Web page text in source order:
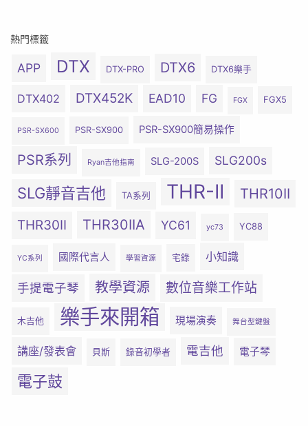
熱門標籤
APP DTX DTX-PRO DTX6 DTX6樂手
DTX402 DTX452K EAD10 FG FGX FGX5
PSR-SX600 PSR-SX900 PSR-SX900簡易操作
PSR系列 Ryan吉他指南 SLG-200S SLG200s
SLG靜音吉他 TA系列 THR-II THR10II
THR30II THR30IIA YC61 yc73 YC88
YC系列 國際代言人 學習資源 宅錄 小知識
手提電子琴 教學資源 數位音樂工作站
木吉他 樂手來開箱 現場演奏 舞台型鍵盤
講座/發表會 貝斯 錄音初學者 電吉他 電子琴
電子鼓